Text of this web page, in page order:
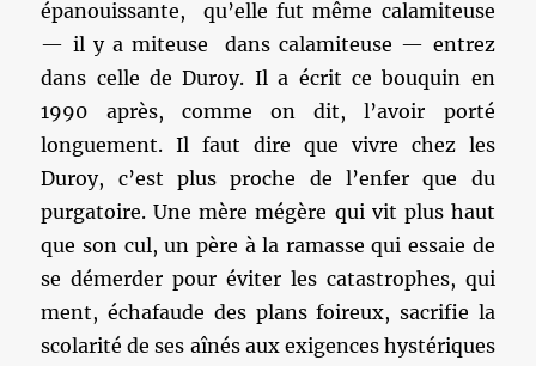
épanouissante, qu’elle fut même calamiteuse
— il y a miteuse dans calamiteuse — entrez
dans celle de Duroy. Il a écrit ce bouquin en
1990 après, comme on dit, l’avoir porté
longuement. Il faut dire que vivre chez les
Duroy, c’est plus proche de l’enfer que du
purgatoire. Une mère mégère qui vit plus haut
que son cul, un père à la ramasse qui essaie de
se démerder pour éviter les catastrophes, qui
ment, échafaude des plans foireux, sacrifie la
scolarité de ses aînés aux exigences hystériques